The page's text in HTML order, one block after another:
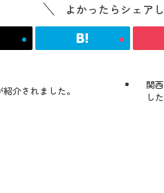
よかったらシェア
介されました。
関
し